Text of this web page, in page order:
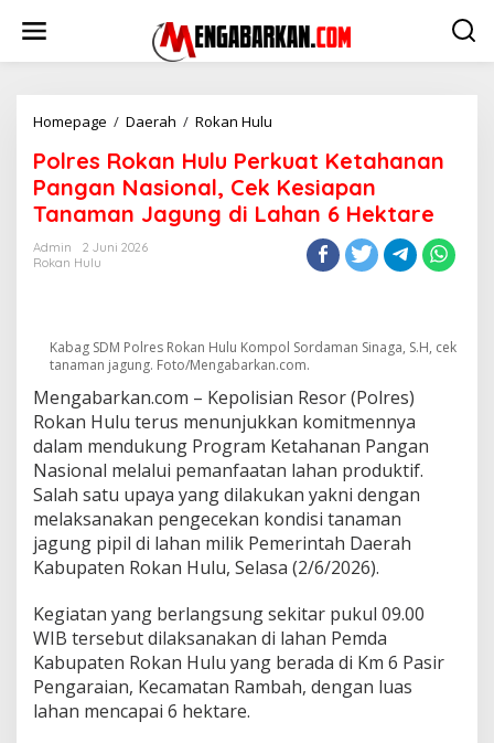
Homepage / Daerah / Rokan Hulu
Hulu
Perkuat
Ketahanan
Pangan
Nasional,
Lahan
Hektare
Polres Rokan Hulu Perkuat Ketahanan
Pangan Nasional, Cek Kesiapan
Tanaman Jagung di Lahan 6 Hektare
Admin
2 Juni 2026
Rokan Hulu
Kabag SDM Polres Rokan Hulu Kompol Sordaman Sinaga, S.H, cek
tanaman jagung. Foto/Mengabarkan.com.
Mengabarkan.com – Kepolisian Resor (Polres)
Rokan Hulu terus menunjukkan komitmennya
dalam mendukung Program Ketahanan Pangan
Nasional melalui pemanfaatan lahan produktif.
Salah satu upaya yang dilakukan yakni dengan
melaksanakan pengecekan kondisi tanaman
jagung pipil di lahan milik Pemerintah Daerah
Kabupaten Rokan Hulu, Selasa (2/6/2026).
Kegiatan yang berlangsung sekitar pukul 09.00
WIB tersebut dilaksanakan di lahan Pemda
Kabupaten Rokan Hulu yang berada di Km 6 Pasir
Pengaraian, Kecamatan Rambah, dengan luas
lahan mencapai 6 hektare.